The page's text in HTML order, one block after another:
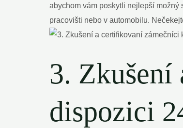
abychom vám poskytli nejlepší možný
pracovišti nebo v automobilu.
3.
dispozici